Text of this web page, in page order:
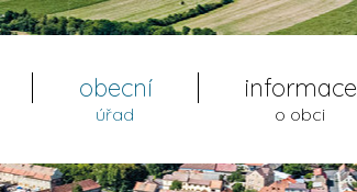
obecní
úřad
informace
o obci